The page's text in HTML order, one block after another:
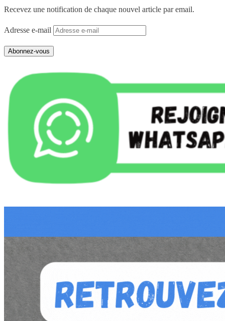
Recevez une notification de chaque nouvel article par email.
Adresse e-mail
Abonnez-vous